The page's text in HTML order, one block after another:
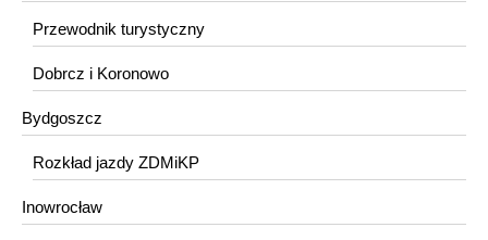
Przewodnik turystyczny
Dobrcz i Koronowo
Bydgoszcz
Rozkład jazdy ZDMiKP
Inowrocław